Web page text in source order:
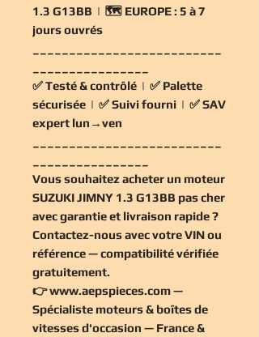
1.3 G13BB | 🗺️ EUROPE : 5 à 7
jours ouvrés
✅Testé & contrôlé | ✅ Palette
sécurisée | ✅Suivi fourni | ✅SAV
expert lun→ven
Vous souhaitez acheter un moteur
SUZUKI JIMNY 1.3 G13BB pas cher
avec garantie et livraison rapide ?
Contactez-nous avec votre VIN ou
référence — compatibilité vérifiée
gratuitement.
👉www.aepspieces.com—
Spécialiste moteurs & boîtes de
vitesses d'occasion — France &